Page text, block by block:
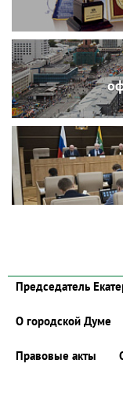
Председатель
О городской Думе
Правовые акты